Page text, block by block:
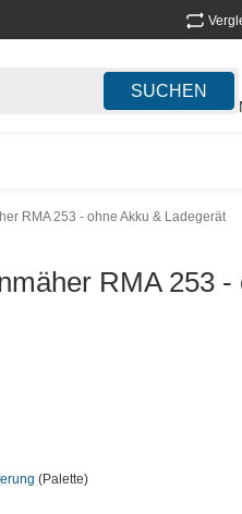
SUCHEN
RMA 253 - ohne Akku & Ladegerät
RMA 253 -
(Palette)